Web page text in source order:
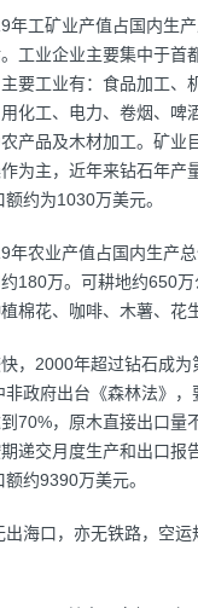
年工矿业产值占国内生
工业企业主要集中于首
要工业有：食品加工、
化工、电力、卷烟、啤
产品及木材加工。矿业
为主，近年来钻石年产
约为1030万美元。
年农业产值占国内生产
180万。可耕地约650
棉花、咖啡、木薯、花
，2000年超过钻石成为
非政府出台《森林法》，
70%，原木直接出口量
递交月度生产和出口报
约9390万美元。
出海口，亦无铁路，空